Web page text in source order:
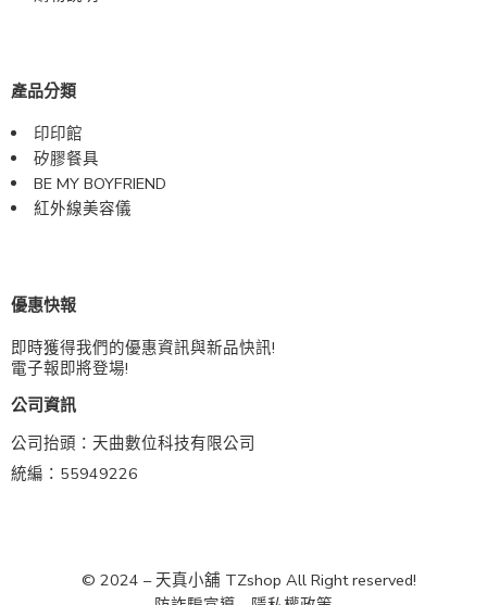
產品分類
印印館
矽膠餐具
BE MY BOYFRIEND
紅外線美容儀
優惠快報
即時獲得我們的優惠資訊與新品快訊!
電子報即將登場!
公司資訊
公司抬頭：天曲數位科技有限公司
統編：55949226
© 2024 – 天真小舖 TZshop All Right reserved!